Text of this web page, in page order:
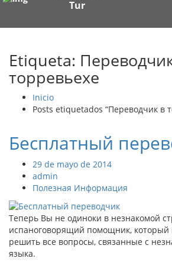
Tur
Etiqueta:
торревьехе
Inicio
Posts etiquetados “Переводчик в
Бесплатный
29 de mayo de 2014
admin
Полезная Информация
Теперь Вы не одиноки в незнакомой
испаноговорящий помощник, который
решить все вопросы, связанные с
языка.